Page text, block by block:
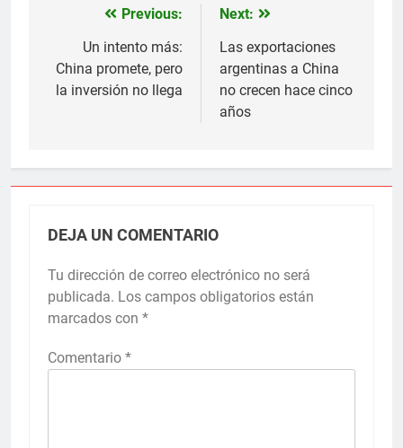
Navegación
entradas
Previous:
Un intento más:
China promete, pero
la inversión no llega
Next:
Las exportaciones
argentinas a China
no crecen hace cinco
años
DEJA UN COMENTARIO
Tu dirección de correo electrónico no será
publicada. Los campos obligatorios están
marcados con *
Comentario *